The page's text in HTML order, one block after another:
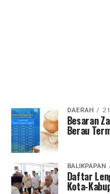
DAERAH 2
Besaran
Berau
BALIKPAPAN
Daftar
Kota-